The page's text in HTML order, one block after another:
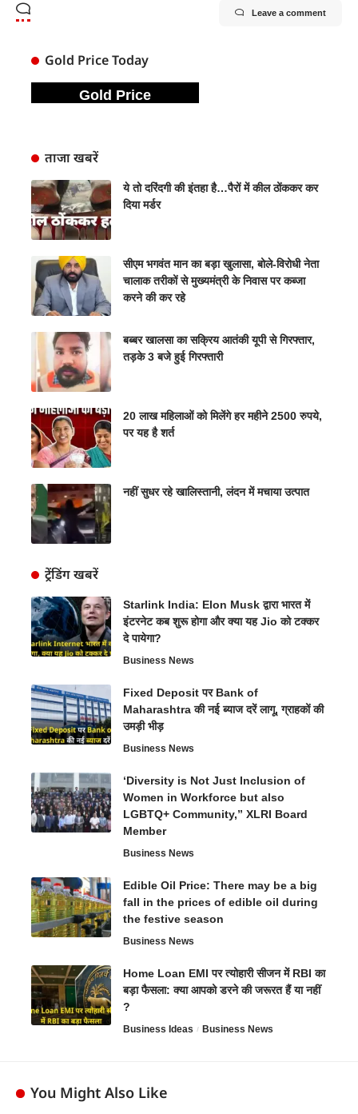
Leave a comment
Gold Price Today
Gold Price
ताजा खबरें
ये तो दरिंदगी की इंतहा है…पैरों में कील ठोंककर कर
दिया मर्डर
सीएम भगवंत मान का बड़ा खुलासा, बोले-विरोधी नेता
चालाक तरीकों से मुख्यमंत्री के निवास पर कब्जा
करने की कर रहे
बब्बर खालसा का सक्रिय आतंकी यूपी से गिरफ्तार,
तड़के 3 बजे हुई गिरफ्तारी
20 लाख महिलाओं को मिलेंगे हर महीने 2500 रुपये,
पर यह है शर्त
नहीं सुधर रहे खालिस्तानी, लंदन में मचाया उत्पात
ट्रेंडिंग खबरें
Starlink India: Elon Musk द्वारा भारत में
इंटरनेट कब शुरू होगा और क्या यह Jio को टक्कर
दे पायेगा?
Business News
Fixed Deposit पर Bank of
Maharashtra की नई ब्याज दरें लागू, ग्राहकों की
उमड़ी भीड़
Business News
‘Diversity is Not Just Inclusion of
Women in Workforce but also
LGBTQ+ Community,” XLRI Board
Member
Business News
Edible Oil Price: There may be a big
fall in the prices of edible oil during
the festive season
Business News
Home Loan EMI पर त्योहारी सीजन में RBI का
बड़ा फैसला: क्या आपको डरने की जरूरत हैं या नहीं
?
Business Ideas Business News
You Might Also Like